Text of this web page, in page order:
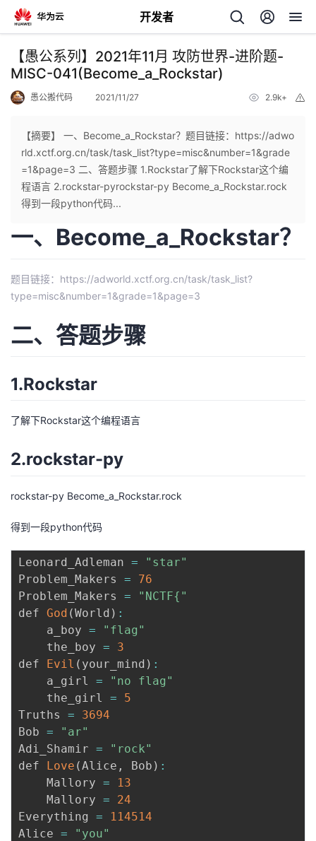
开发者
返
回
个
人
主
页
我
的
开
者
我
播
活
动
的
关
我
的
者
学
我
我
Programs
支
持
的
我
【愚公系列】2021年11月 攻防世界-进阶题-
MISC-041(Become_a_Rockstar)
愚公搬代码 2021/11/27 2.9k+
【摘要】 一、Become_a_Rockstar？题目链接：https://adwo
rld.xctf.org.cn/task/task_list?type=misc&number=1&grade
=1&page=3 二、答题步骤 1.Rockstar了解下Rockstar这个编
程语言 2.rockstar-pyrockstar-py Become_a_Rockstar.rock
得到一段python代码...
一、Become_a_Rockstar？
题目链接： https://adworld.xctf.org.cn/task/task_list?
type=misc&number=1&grade=1&page=3
二、答题步骤
1.Rockstar
了解下Rockstar这个编程语言
2.rockstar-py
rockstar-py Become_a_Rockstar.rock
得到一段python代码
Leonard_Adleman =
"star"
Problem_Makers =
76
Problem_Makers =
"NCTF{"
def God (World ) :
    a_boy
=
"flag"
    the_boy
=
3
def Evil ( your_mind ) :
    a_girl
=
"no flag"
    the_girl
=
5
Truths =
3694
Bob =
"ar"
Adi_Shamir =
"rock"
def Love (Alice , Bob ) :
    Mallory
=
13
    Mallory
=
24
Everything =
114514
Alice =
"you"